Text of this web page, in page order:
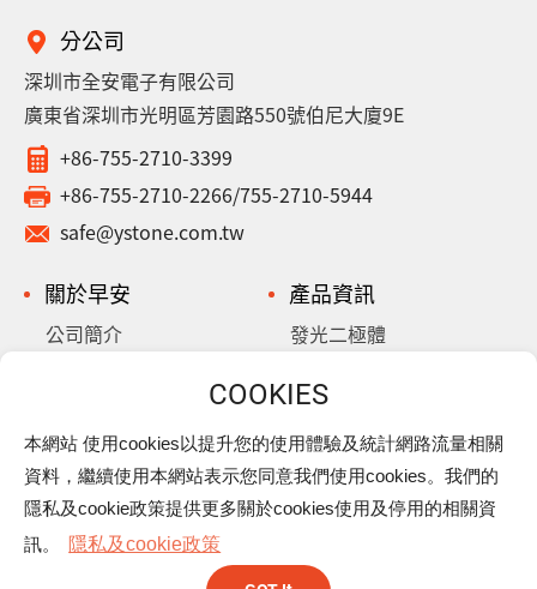
本網站 使用cookies以提升您的使用體驗及統計網路流量相關
資料，繼續使用本網站表示您同意我們使用cookies。我們的
隱私及cookie政策提供更多關於cookies使用及停用的相關資
訊。
隱私及cookie政策
分公司
深圳市全安電子有限公司
廣東省深圳市光明區芳園路550號伯尼大廈9E
+86-755-2710-3399
+86-755-2710-2266/755-2710-5944
safe@ystone.com.tw
關於早安
公司簡介
產品資訊
發光二極體
超/金電容
最新消息
下載專區
聯絡我們
樂活早安
隱私權政策